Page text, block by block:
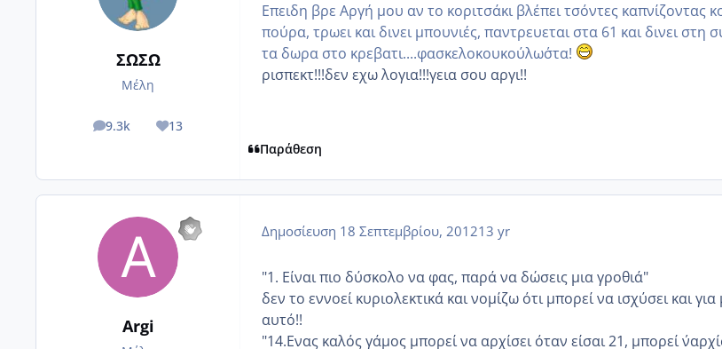
ΣΩΣΩ
Μέλη
9.3k
posts 13
Reputation
Επειδη βρε Αργή μου αν το κοριτσάκι βλέπει τσόντες καπνίζοντας
πούρα, τρωει και δινει μπουνιές, παντρευεται στα 61 και δινει στη
τα δωρα στο κρεβατι....φασκελοκουκούλωσ΄τα!
ρισπεκτ!!!δεν εχω λογια!!!γεια σου αργι!!
Παράθεση
Argi
Δημοσίευση 18 Σεπτεμβρίου, 201213 yr
"1. Είναι πιο δύσκολο να φας, παρά να δώσεις μια γροθιά"
δεν το εννοεί κυριολεκτικά και νομίζω ότι μπορεί να ισχύσει και
αυτό!!
"14.Ενας καλός γάμος μπορεί να αρχίσει όταν είσαι 21, μπορεί